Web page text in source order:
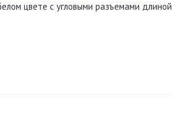
цвете с угловыми разъемами длиной